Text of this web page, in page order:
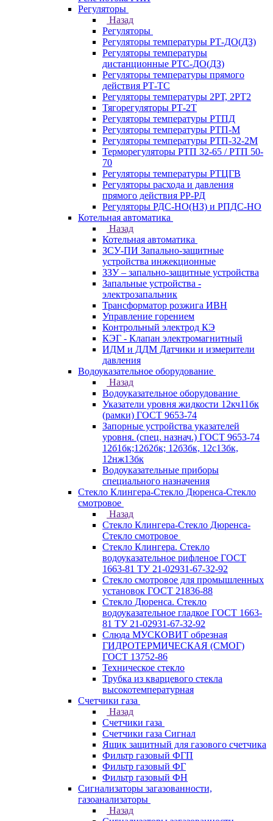
Регуляторы
Назад
Регуляторы
Регуляторы температуры РТ-ДО(ДЗ)
Регуляторы температуры
дистанционные РТС-ДО(ДЗ)
Регуляторы температуры прямого
действия РТ-ТС
Регуляторы температуры 2РТ, 2РT2
Тягорегуляторы РТ-2Т
Регуляторы температуры РТПД
Регуляторы температуры РТП-M
Регуляторы температуры РТП-32-2М
Терморегуляторы РТП 32-65 / РТП 50-
70
Регуляторы температуры РТЦГВ
Регуляторы расхода и давления
прямого действия РР-РД
Регуляторы РДС-НО(НЗ) и РПДС-НО
Котельная автоматика
Назад
Котельная автоматика
ЗСУ-ПИ Запально-защитные
устройства инжекционные
ЗЗУ – запально-защитные устройства
Запальные устройства -
электрозапальник
Трансформатор розжига ИВН
Управление горением
Контрольный электрод КЭ
КЭГ - Клапан электромагнитный
ИДМ и ДДМ Датчики и измерители
давления
Водоуказательное оборудование
Назад
Водоуказательное оборудование
Указатели уровня жидкости 12кч11бк
(рамки) ГОСТ 9653-74
Запорные устройства указателей
уровня. (спец. назнач.) ГОСТ 9653-74
12б1бк;12б2бк; 12б3бк, 12с13бк,
12нж13бк
Водоуказательные приборы
специального назначения
Стекло Клингера-Стекло Дюренса-Стекло
смотровое
Назад
Стекло Клингера-Стекло Дюренса-
Стекло смотровое
Стекло Клингера. Стекло
водоуказательное рифленое ГОСТ
1663-81 ТУ 21-02931-67-32-92
Стекло смотровое для промышленных
установок ГОСТ 21836-88
Стекло Дюренса. Стекло
водоуказательное гладкое ГОСТ 1663-
81 ТУ 21-02931-67-32-92
Слюда МУСКОВИТ обрезная
ГИДРОТЕРМИЧЕСКАЯ (СМОГ)
ГОСТ 13752-86
Техническое стекло
Трубка из кварцевого стекла
высокотемпературная
Счетчики газа
Назад
Счетчики газа
Счетчики газа Сигнал
Ящик защитный для газового счетчика
Фильтр газовый ФГП
Фильтр газовый ФГ
Фильтр газовый ФН
Сигнализаторы загазованности,
газоанализаторы
Назад